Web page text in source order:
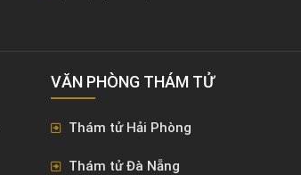
VĂN PHÒNG ​THÁM TỬ
Thám tử Hải Phòng
Thám tử Đà Nẵng